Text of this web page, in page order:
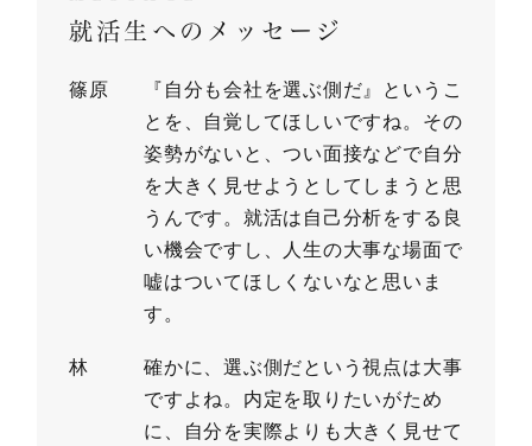
就活生へのメッセージ
篠原
『自分も会社を選ぶ側だ』というこ
とを、自覚してほしいですね。その
姿勢がないと、つい面接などで自分
を大きく見せようとしてしまうと思
うんです。就活は自己分析をする良
い機会ですし、人生の大事な場面で
嘘はついてほしくないなと思いま
す。
林
確かに、選ぶ側だという視点は大事
ですよね。内定を取りたいがため
に、自分を実際よりも大きく見せて